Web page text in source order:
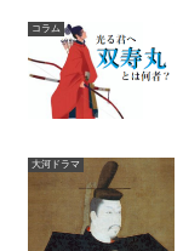
コラム
大河ドラマ